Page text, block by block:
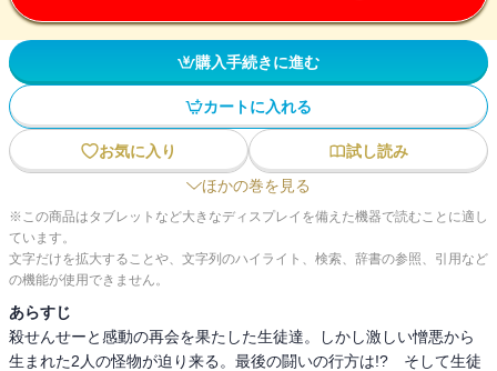
購入手続きに進む
カートに入れる
お気に入り
試し読み
ほかの巻を見る
※この商品はタブレットなど大きなディスプレイを備えた機器で読むことに適し
ています。
文字だけを拡大することや、文字列のハイライト、検索、辞書の参照、引用など
の機能が使用できません。
あらすじ
殺せんせーと感動の再会を果たした生徒達。しかし激しい憎悪から
生まれた2人の怪物が迫り来る。最後の闘いの行方は!? そして生徒